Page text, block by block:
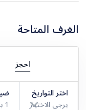
الغرف المتاحة
احجز
اختر التواريخ
يرجى الاختيار
1